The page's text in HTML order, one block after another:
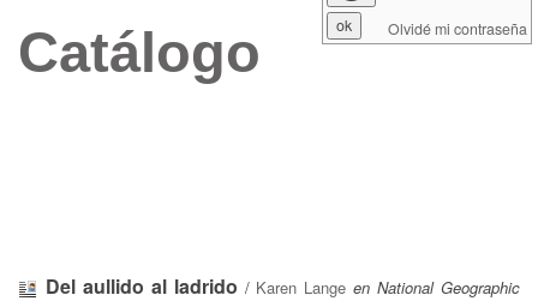
Catálogo
Del aullido al ladrido / Karen Lange en National Geographic
Olvidé mi contraseña